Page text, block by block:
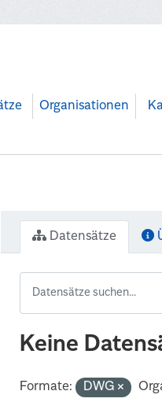
Organisationen
Datensätze
Keine
Formate: DWG